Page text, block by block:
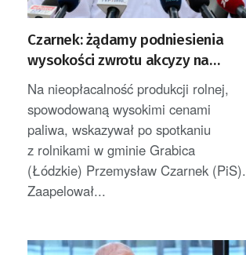
Czarnek: żądamy podniesienia
wysokości zwrotu akcyzy na
paliwo rolnicze do 2 zł/litr
Na nieopłacalność produkcji rolnej,
spowodowaną wysokimi cenami
paliwa, wskazywał po spotkaniu
z rolnikami w gminie Grabica
(Łódzkie) Przemysław Czarnek (PiS).
Zaapelował...